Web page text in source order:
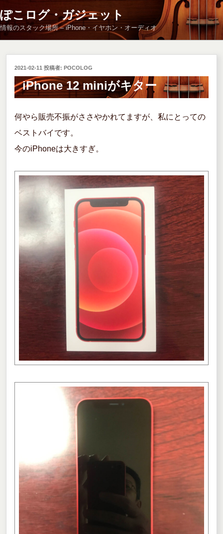
ン
テ
ン
ツ
ぽこログ・ガジェット
情報のスタック場所 – iPhone・イヤホン・オーディオ
投
稿
日:
2021-02-11 投稿者: POCOLOG
iPhone 12 miniがキター
何やら販売不振がささやかれてますが、私にとっての
ベストバイです。
今のiPhoneは大きすぎ。